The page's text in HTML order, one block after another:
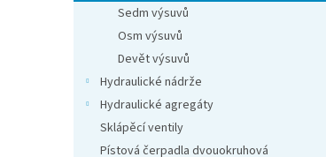
Sedm výsuvů
Osm výsuvů
Devět výsuvů
Hydraulické nádrže
Hydraulické agregáty
Sklápěcí ventily
Pístová čerpadla dvouokruhová